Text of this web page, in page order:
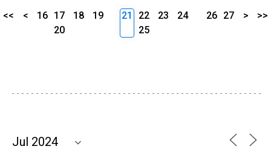
<< < 16 17 18
19
20
21 22 23
24
25
26 27 > >>